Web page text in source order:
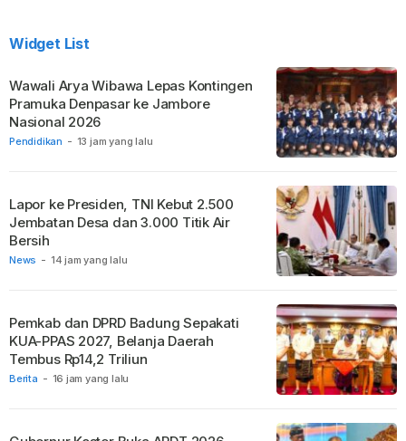
Widget List
Pendidikan - 13 jam yang lalu
Wawali Arya Wibawa Lepas Kontingen
Pramuka Denpasar ke Jambore
Nasional 2026
News - 14 jam yang lalu
Lapor ke Presiden, TNI Kebut 2.500
Jembatan Desa dan 3.000 Titik Air
Bersih
Berita - 16 jam yang lalu
Pemkab dan DPRD Badung Sepakati
KUA-PPAS 2027, Belanja Daerah
Tembus Rp14,2 Triliun